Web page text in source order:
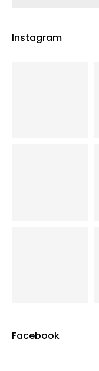
Instagram
Facebook